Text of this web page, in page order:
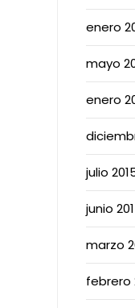
enero
mayo
enero
julio
junio
marzo
febrero